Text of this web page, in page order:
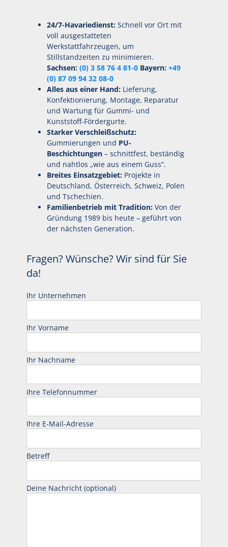
24/7-Havariedienst:Schnell vor Ort mit
voll ausgestatteten
Werkstattfahrzeugen, um
Stillstandzeiten zu minimieren.
Sachsen: (0) 3 58 76 4 81-0 Bayern: +49
(0) 87 09 94 32 08-0
Alles aus einer Hand:Lieferung,
Konfektionierung, Montage, Reparatur
und Wartung für Gummi- und
Kunststoff-Fördergurte.
Starker Verschleißschutz:
Gummierungen und PU-
Beschichtungen– schnittfest, beständig
und nahtlos „wie aus einem Guss“.
Breites Einsatzgebiet:Projekte in
Deutschland, Österreich, Schweiz, Polen
und Tschechien.
Familienbetrieb mit Tradition:Von der
Gründung 1989 bis heute – geführt von
der nächsten Generation.
Fragen? Wünsche? Wir sind für Sie
da!
Ihr Unternehmen
Ihr Vorname
Ihr Nachname
Ihre Telefonnummer
Ihre E-Mail-Adresse
Betreff
Deine Nachricht (optional)